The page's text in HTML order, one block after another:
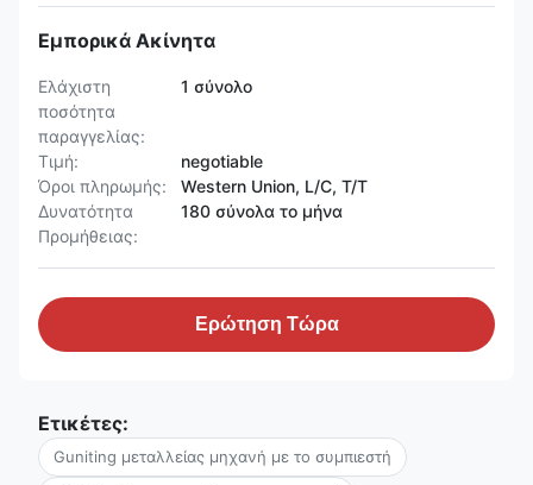
Εμπορικά Ακίνητα
Ελάχιστη
ποσότητα
παραγγελίας:
1 σύνολο
Τιμή:
negotiable
Όροι πληρωμής:
Western Union, L/C, T/T
Δυνατότητα
Προμήθειας:
180 σύνολα το μήνα
Ερώτηση Τώρα
Ετικέτες:
Guniting μεταλλείας μηχανή με το συμπιεστή